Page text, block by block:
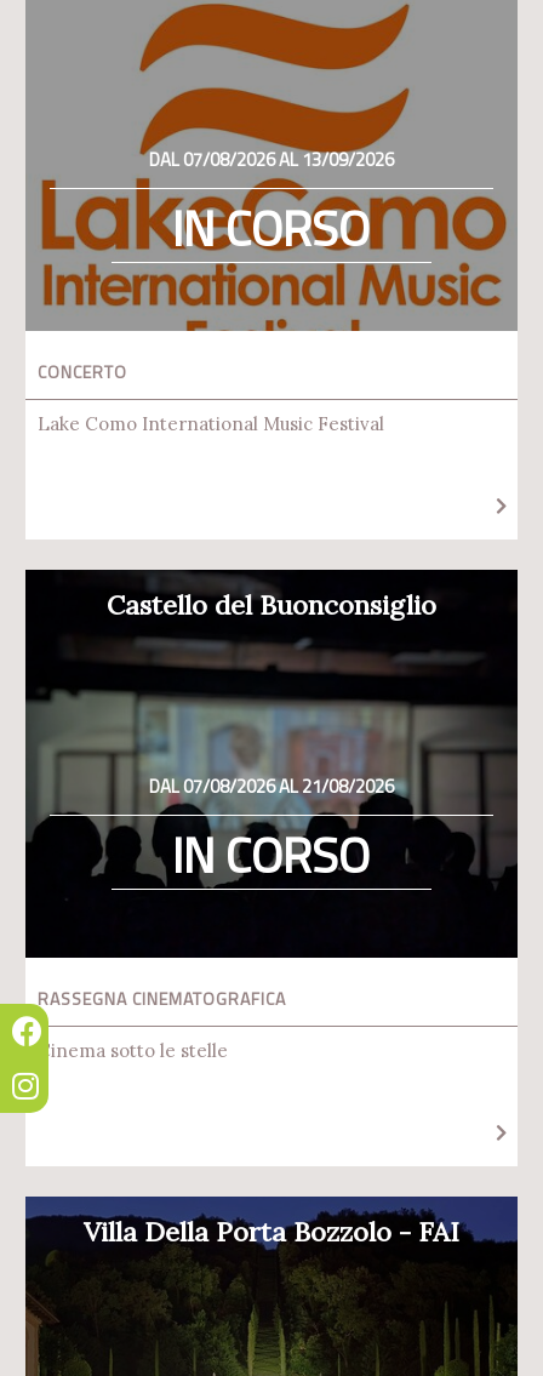
DAL 07/08/2026 AL 13/09/2026
IN CORSO
CONCERTO
Lake Como International Music Festival
Castello del Buonconsiglio
DAL 07/08/2026 AL 21/08/2026
IN CORSO
RASSEGNA CINEMATOGRAFICA
Cinema sotto le stelle
Villa Della Porta Bozzolo - FAI